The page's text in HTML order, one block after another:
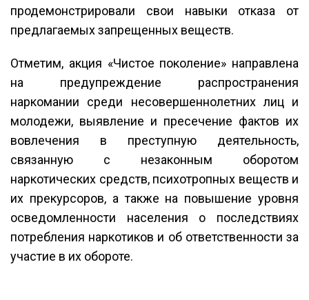
продемонстрировали свои навыки отказа от
предлагаемых запрещенных веществ.
Отметим, акция «Чистое поколение» направлена
на предупреждение распространения
наркомании среди несовершеннолетних лиц и
молодежи, выявление и пресечение фактов их
вовлечения в преступную деятельность,
связанную с незаконным оборотом
наркотических средств, психотропных веществ и
их прекурсоров, а также на повышение уровня
осведомленности населения о последствиях
потребления наркотиков и об ответственности за
участие в их обороте.